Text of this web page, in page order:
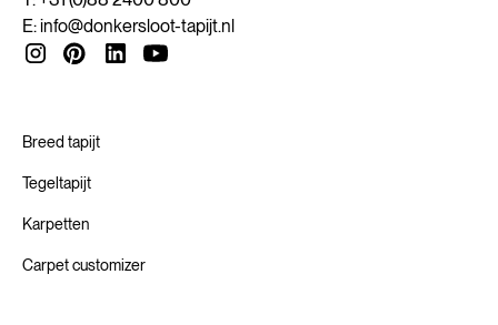
manier.
ambacht van onschatbare waarde. Daarbij dagen we onze
partners uit om hun vakmanschap te combineren met
nieuwe materialen, productiemethoden en technologieën.
toekomst.
E:info@donkersloot-tapijt.nl
Breed tapijt
Tegeltapijt
Karpetten
Carpet customizer